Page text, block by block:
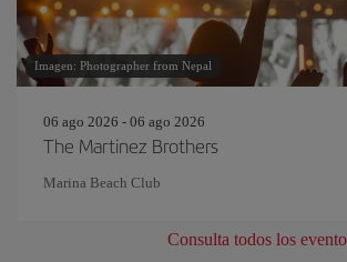
Imagen: Photographer from Nepal
06 ago 2026 - 06 ago 2026
The Martinez Brothers
Marina Beach Club
Consulta todos los